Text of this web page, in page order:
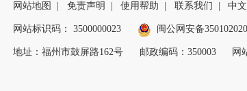
网站地图 免责声明 使用帮助 联系我们 中
网站标识码： 3500000023 闽公网安备
地址：福州市鼓屏路162号 邮政编码：350003 网